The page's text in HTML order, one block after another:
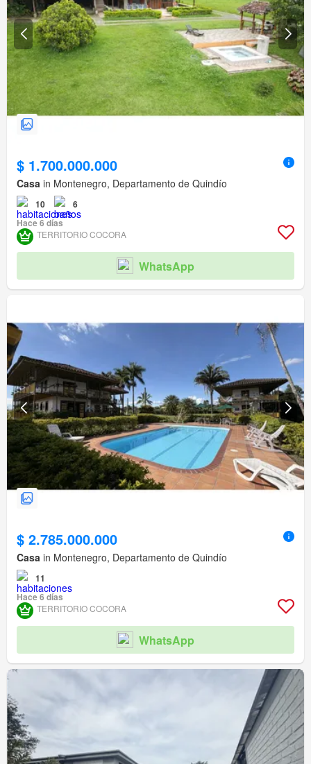
$ 1.700.000.000
Casa in Montenegro, Departamento de Quindío
10
6
Hace 6 días
TERRITORIO COCORA
WhatsApp
$ 2.785.000.000
Casa in Montenegro, Departamento de Quindío
11
Hace 6 días
TERRITORIO COCORA
WhatsApp